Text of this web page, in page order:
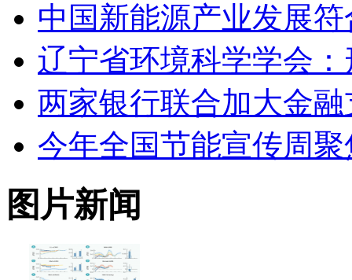
中国新能源产业发展
辽宁省环境科学学会
两家银行联合加大金
今年全国节能宣传周聚
图片新闻